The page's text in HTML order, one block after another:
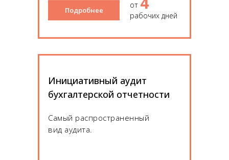
Подробнее
от
рабочих дней
Инициативный аудит
бухгалтерской отчетности
Самый распространенный
вид аудита.